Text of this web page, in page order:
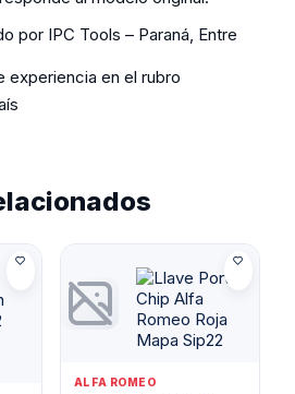
por IPC Tools – Paraná, Entre
en el rubro
ALFA ROMEO